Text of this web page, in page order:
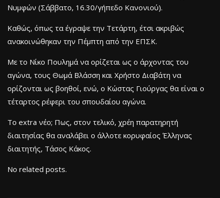
Νυμφών (Σάββατο, 16.30/γήπεδο Κανονιού).
Καθώς, όπως τα έγραψε την Τετάρτη, έτσι ακριβώς
ανακοινώθηκαν την Πέμπτη από την ΕΠΣΚ.
Με το Νίκο Πουλημά να ορίζεται ως ο άρχοντας του
αγώνα, τους Θωμά Βλάσση και Χρήστο Διαβάτη να
ορίζονται ως βοηθοί, ενώ, ο Κώστας Γιούργας θα είναι ο
τέταρτος ρέφερι του σπουδαίου αγώνα.
Το extra νέο; Πως, στον τελικό, χρέη παρατηρητή
διαιτησίας θα αναλάβει ο άλλοτε κορυφαίος Έλληνας
διαιτητής, Τάσος Κάκος.
No related posts.